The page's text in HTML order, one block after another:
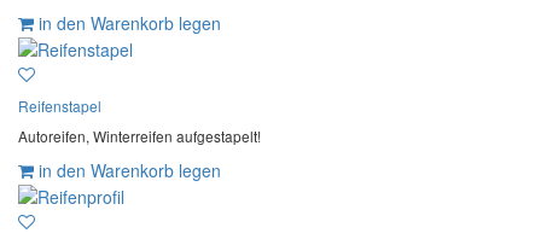
in den Warenkorb legen
Reifenstapel
Autoreifen, Winterreifen aufgestapelt!
in den Warenkorb legen